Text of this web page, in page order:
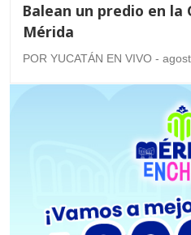
Balean un predio en la
Mérida
POR YUCATÁN EN VIVO -